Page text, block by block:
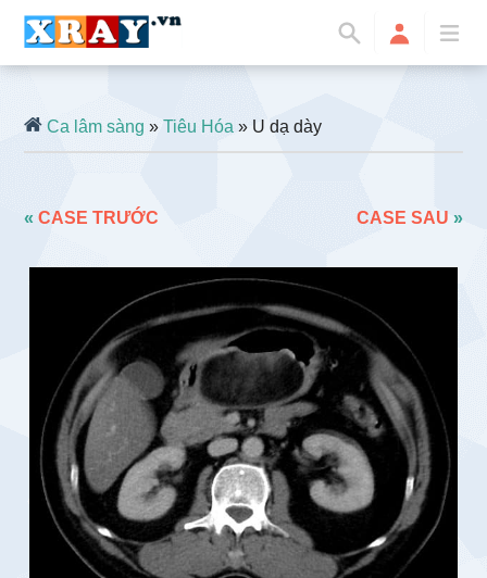
Ca lâm sàng »Tiêu Hóa » U dạ dày
«CASE TRƯỚC CASE SAU »